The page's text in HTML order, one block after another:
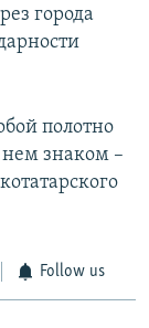
города
полотно
знаком –
Follow us